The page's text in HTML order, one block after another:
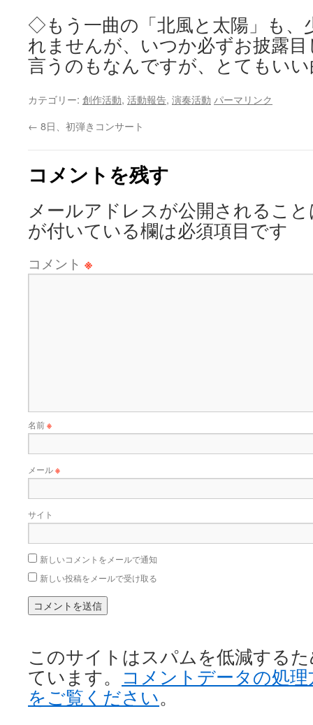
◇もう一曲の「北風と太陽」も、
れませんが、いつか必ずお披露
言うのもなんですが、とてもい
カテゴリー: 創作活動, 活動報告, 演奏活動 パーマリンク
← 8日、初弾きコンサート
コメントを残す
メールアドレスが公開されるこ
が付いている欄は必須項目です
コメント ※
名前※
メール※
サイト
新しいコメントをメールで通知
新しい投稿をメールで受け取る
このサイトはスパムを低減するた
ています。
コメントデータの処
をご覧ください。